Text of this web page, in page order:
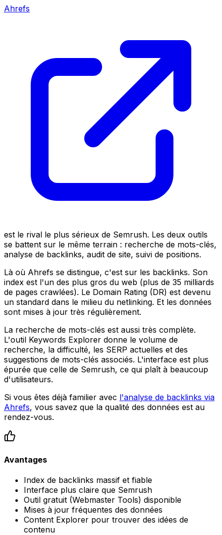
Ahrefs
est le rival le plus sérieux de Semrush. Les deux outils
se battent sur le même terrain : recherche de mots-clés,
analyse de backlinks, audit de site, suivi de positions.
Là où Ahrefs se distingue, c'est sur les backlinks. Son
index est l'un des plus gros du web (plus de 35 milliards
de pages crawlées). Le Domain Rating (DR) est devenu
un standard dans le milieu du netlinking. Et les données
sont mises à jour très régulièrement.
La recherche de mots-clés est aussi très complète.
L'outil Keywords Explorer donne le volume de
recherche, la difficulté, les SERP actuelles et des
suggestions de mots-clés associés. L'interface est plus
épurée que celle de Semrush, ce qui plaît à beaucoup
d'utilisateurs.
Si vous êtes déjà familier avec l'analyse de backlinks via
Ahrefs, vous savez que la qualité des données est au
rendez-vous.
Avantages
Index de backlinks massif et fiable
Interface plus claire que Semrush
Outil gratuit (Webmaster Tools) disponible
Mises à jour fréquentes des données
Content Explorer pour trouver des idées de
contenu